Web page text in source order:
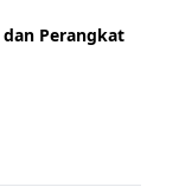
Perangkat